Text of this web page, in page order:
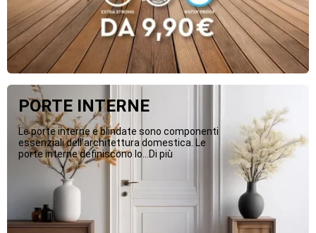
PORTE INTERNE
Le porte interne e blindate sono componenti
essenziali dell’architettura domestica. Le
porte interne definiscono lo...Di più